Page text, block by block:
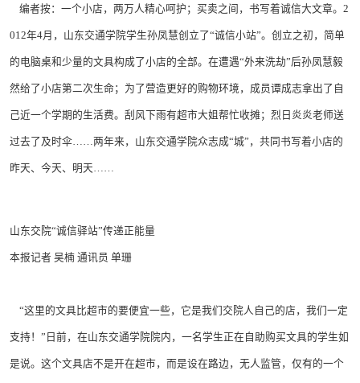
编者按：一个小店，两万人精心呵护；买卖之间，书写着诚信大文章。2
012年4月，山东交通学院学生孙凤慧创立了“诚信小站”。创立之初，简单
的电脑桌和少量的文具构成了小店的全部。在遭遇“外来洗劫”后孙凤慧毅
然给了小店第二次生命；为了营造更好的购物环境，成员谭成志拿出了自
己近一个学期的生活费。刮风下雨有超市大姐帮忙收摊；烈日炎炎老师送
过去了及时伞……两年来，山东交通学院众志成“城”，共同书写着小店的
昨天、今天、明天……
山东交院“诚信驿站”传递正能量
本报记者 吴楠 通讯员 单珊
“这里的文具比超市的要便宜一些，它是我们交院人自己的店，我们一定
支持！”日前，在山东交通学院院内，一名学生正在自助购买文具的学生如
是说。这个文具店不是开在超市，而是设在路边，无人监管，仅有的一个